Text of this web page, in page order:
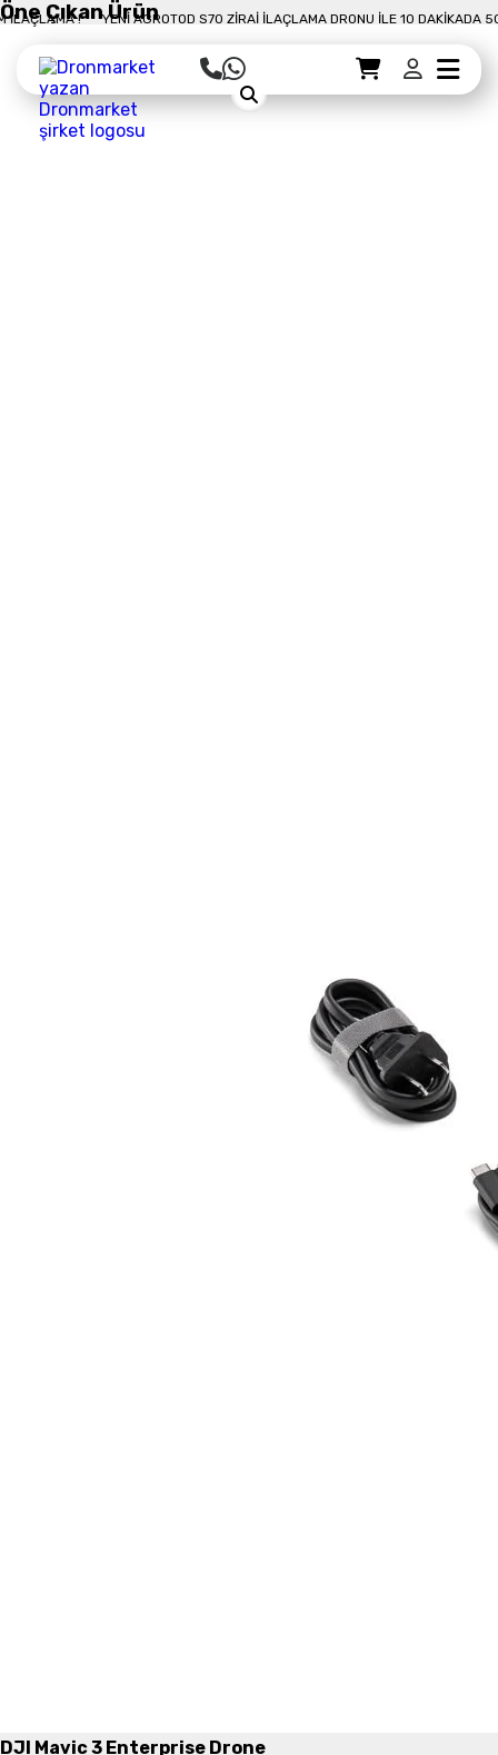
DAKIKADA 50 DÖNÜM İLAÇLAMA ! YENI AGROTOD S70 ZIRAI İLAÇLAMA
Sepet
Sepet Detayı Ödemeye Geç
Öne Çıkan Ürün
DJI Mavic 3 Enterprise Drone